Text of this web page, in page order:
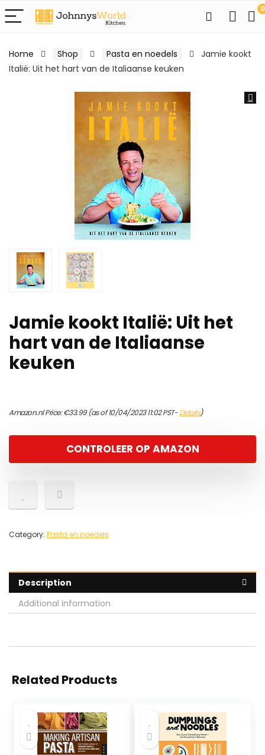
0
Home Shop Pasta en noedels
Jamie kookt
Italië: Uit het hart van de Italiaanse keuken
Jamie kookt Italië: Uit het
hart van de Italiaanse
keuken
Amazon.nl Price:€33.99(as of 10/04/2023 11:02 PST-Details)
CONTROLEER OP AMAZON
Category: Pasta en noedels
Description
Additional information
Related Products